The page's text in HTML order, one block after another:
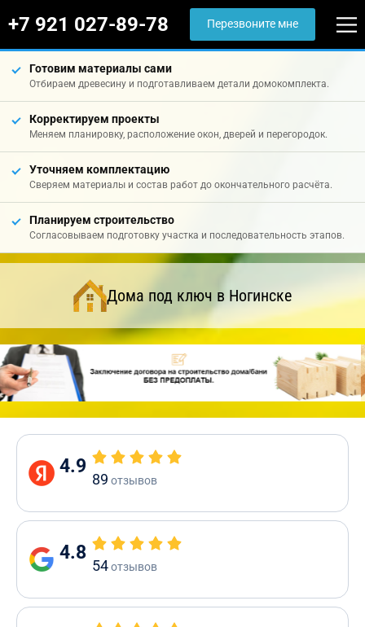
+7 921 027-89-78 Перезвоните мне
Готовим материалы сами
Отбираем древесину и подготавливаем детали домокомплекта.
Корректируем проекты
Меняем планировку, расположение окон, дверей и перегородок.
Уточняем комплектацию
Сверяем материалы и состав работ до окончательного расчёта.
Планируем строительство
Согласовываем подготовку участка и последовательность этапов.
Дома под ключ в Ногинске
4.9
89 отзывов
4.8
54отзывов